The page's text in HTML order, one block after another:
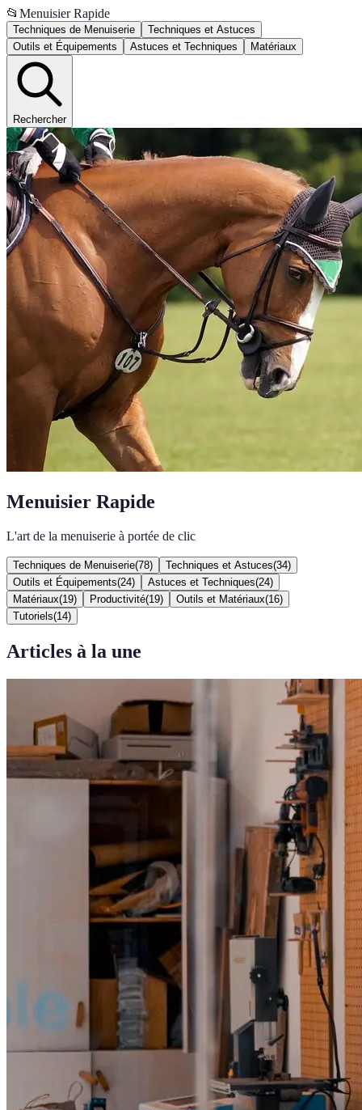
📂 Menuisier Rapide
Techniques de Menuiserie
Techniques et Astuces
Outils et Équipements
Astuces et Techniques Matériaux
Rechercher
Menuisier Rapide
L'art de la menuiserie à portée de clic
Techniques de Menuiserie(78) Techniques et Astuces(34)
Outils et Équipements(24) Astuces et Techniques(24)
Matériaux(19) Productivité(19) Outils et Matériaux(16)
Tutoriels(14)
Articles à la une